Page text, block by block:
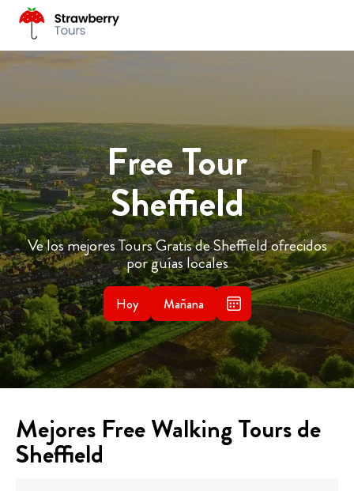
Free Tour
Sheffield
Ve los mejores Tours Gratis de Sheffield ofrecidos
por guías locales
Hoy Mañana
Mejores Free Walking Tours de
Sheffield